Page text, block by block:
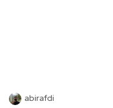
abirafdi